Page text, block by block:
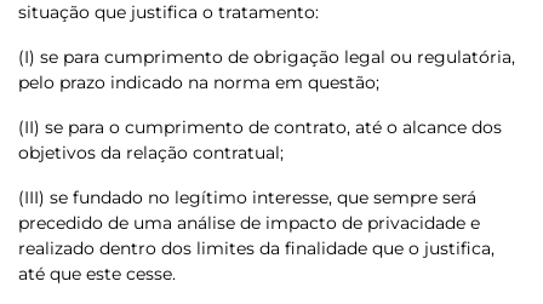
situação que justifica o tratamento:
(I) se para cumprimento de obrigação legal ou regulatória,
pelo prazo indicado na norma em questão;
(II) se para o cumprimento de contrato, até o alcance dos
objetivos da relação contratual;
(III) se fundado no legítimo interesse, que sempre será
precedido de uma análise de impacto de privacidade e
realizado dentro dos limites da finalidade que o justifica,
até que este cesse.